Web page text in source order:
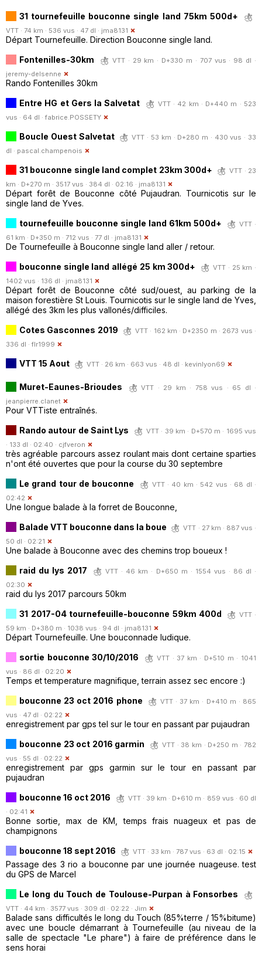
31 tournefeuille bouconne single land 75km 500d+
VTT · 74 km · 536 vus · 47 dl · jma8131
Départ Tournefeuille. Direction Bouconne single land.
Fontenilles-30km
VTT · 29 km · D+330 m · 707 vus · 98 dl ·
jeremy-delsenne
Rando Fontenilles 30km
Entre HG et Gers la Salvetat
VTT · 42 km · D+440 m · 523
vus · 64 dl · fabrice.POSSETY
Boucle Ouest Salvetat
VTT · 53 km · D+280 m · 430 vus · 33
dl · pascal.champenois
31 bouconne single land complet 23km 300d+
VTT · 23
km · D+270 m · 3517 vus · 384 dl · 02:16 · jma8131
Départ forêt de Bouconne côté Pujaudran. Tournicotis sur le
single land de Yves.
tournefeuille bouconne single land 61km 500d+
VTT ·
61 km · D+350 m · 712 vus · 77 dl · jma8131
De Tournefeuille à Bouconne single land aller / retour.
bouconne single land allégé 25 km 300d+
VTT · 25 km ·
1402 vus · 136 dl · jma8131
Départ forêt de Bouconne côté sud/ouest, au parking de la
maison forestière St Louis. Tournicotis sur le single land de Yves,
allégé des 3km les plus vallonés/difficiles.
Cotes Gasconnes 2019
VTT · 162 km · D+2350 m · 2673 vus ·
336 dl · flr1999
VTT 15 Aout VTT · 26 km · 663 vus · 48 dl · kevinlyon69
Muret-Eaunes-Brioudes
VTT · 29 km · 758 vus · 65 dl ·
jeanpierre.clanet
Pour VTTiste entraînés.
Rando autour de Saint Lys
VTT · 39 km · D+570 m · 1695 vus
· 133 dl · 02:40 · cjfveron
très agréable parcours assez roulant mais dont certaine sparties
n'ont été ouvertes que pour la course du 30 septembre
Le grand tour de bouconne
VTT · 40 km · 542 vus · 68 dl ·
02:42
Une longue balade à la forret de Bouconne,
Balade VTT bouconne dans la boue
VTT · 27 km · 887 vus ·
50 dl · 02:21
Une balade à Bouconne avec des chemins trop boueux !
raid du lys 2017
VTT · 46 km · D+650 m · 1554 vus · 86 dl ·
02:30
raid du lys 2017 parcours 50km
31 2017-04 tournefeuille-bouconne 59km 400d
VTT ·
59 km · D+380 m · 1038 vus · 94 dl · jma8131
Départ Tournefeuille. Une bouconnade ludique.
sortie bouconne 30/10/2016
VTT · 37 km · D+510 m · 1041
vus · 86 dl · 02:20
Temps et temperature magnifique, terrain assez sec encore :)
bouconne 23 oct 2016 phone
VTT · 37 km · D+410 m · 865
vus · 47 dl · 02:22
enregistrement par gps tel sur le tour en passant par pujaudran
bouconne 23 oct 2016 garmin
VTT · 38 km · D+250 m · 782
vus · 55 dl · 02:22
enregistrement par gps garmin sur le tour en passant par
pujaudran
bouconne 16 oct 2016
VTT · 39 km · D+610 m · 859 vus · 60 dl
· 02:41
Bonne sortie, max de KM, temps frais nuageux et pas de
champignons
bouconne 18 sept 2016
VTT · 33 km · 787 vus · 63 dl · 02:15
Passage des 3 rio a bouconne par une journée nuageuse. test
du GPS de Marcel
Le long du Touch de Toulouse-Purpan à Fonsorbes
VTT · 44 km · 3577 vus · 309 dl · 02:22 · Jim
Balade sans difficultés le long du Touch (85%terre / 15%bitume)
avec une boucle démarrant à Tournefeuille (au niveau de la
salle de spectacle "Le phare") à faire de préférence dans le
sens horai